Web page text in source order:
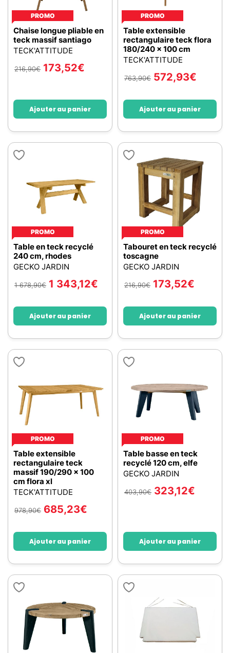
PROMO
Chaise longue pliable en
teck massif santiago
TECK'ATTITUDE
216,90€ 173,52€
Ajouter au panier
PROMO
Table extensible
rectangulaire teck flora
180/240 x 100 cm
TECK'ATTITUDE
763,90€ 572,93€
Ajouter au panier
PROMO
Table en teck recyclé
240 cm, rhodes
GECKO JARDIN
1 678,90€ 1 343,12€
Ajouter au panier
PROMO
Tabouret en teck recyclé
toscagne
GECKO JARDIN
216,90€ 173,52€
Ajouter au panier
PROMO
Table extensible
rectangulaire teck
massif 190/290 x 100
cm flora xl
TECK'ATTITUDE
978,90€ 685,23€
Ajouter au panier
PROMO
Table basse en teck
recyclé 120 cm, elfe
GECKO JARDIN
403,90€ 323,12€
Ajouter au panier